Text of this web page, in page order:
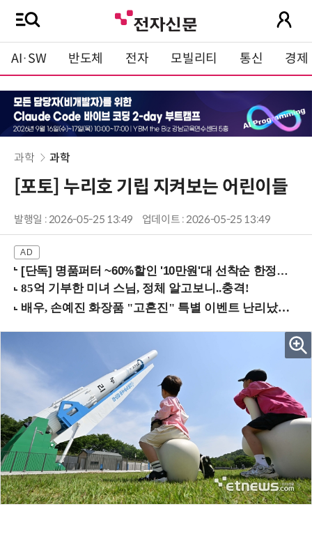
AI·SW 반도체 전자 모빌리티 통신 경제
과학 과학
[포토] 누리호 기립 지켜보는 어린이들
발행일 : 2026-05-25 13:49 업데이트 : 2026-05-25 13:49
[단독] 명품퍼터 ~60%할인 '10만원'대 선착순 한정판매!